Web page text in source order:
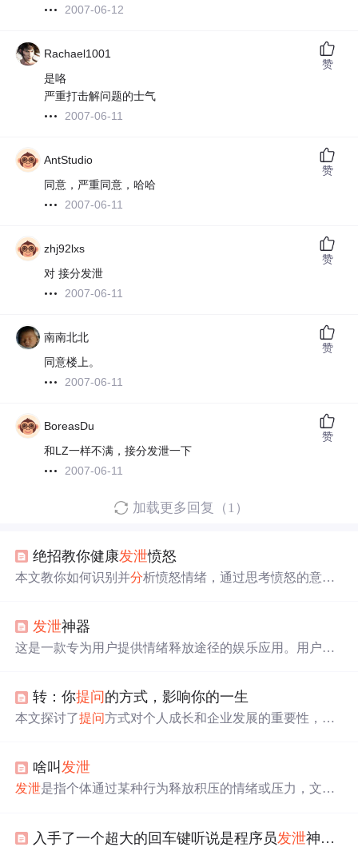
2007-06-12
Rachael1001
是咯
严重打击解问题的士气
2007-06-11
赞
AntStudio
同意，严重同意，哈哈
2007-06-11
赞
zhj92lxs
对 接分发泄
2007-06-11
赞
南南北北
同意楼上。
2007-06-11
赞
BoreasDu
和LZ一样不满，接分发泄一下
2007-06-11
赞
加载更多回复（1）
绝招教你健康发泄愤怒
本文教你如何识别并分析愤怒情绪，通过思考愤怒的意
发泄神器
这是一款专为用户提供情绪释放途径的娱乐应用。用户可
转：你提问 的方式，影响你的一生
本文探讨了提问方式对个人成长和企业发展的重要性，通
升和业务突破。
啥叫发泄
发泄是指个体通过某种行为释放积压的情绪或压力，文中
心理学和行为学分析中。
入手了一个超大的回车键听说是程序员发泄神器的东东